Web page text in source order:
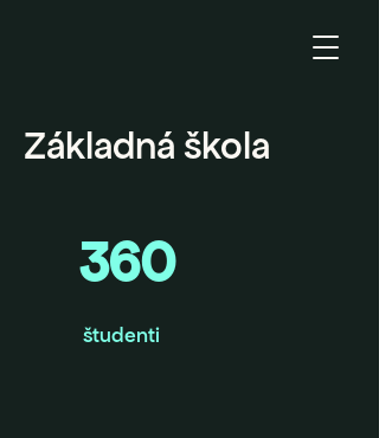
Základná škola
360
študenti